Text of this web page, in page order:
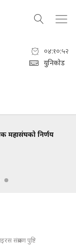
०४:१०:५३
युनिकोड
महासंघको निर्णय
संक्रमण पुष्टि